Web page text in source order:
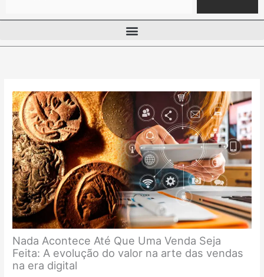
Nada Acontece Até Que Uma Venda Seja
Feita: A evolução do valor na arte das vendas
na era digital